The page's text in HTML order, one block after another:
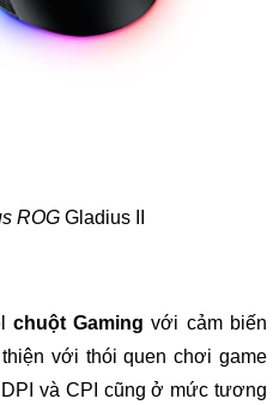
ROG Gladius II
chuột Gaming với cảm biến
với thói quen chơi game
và CPI cũng ở mức tương